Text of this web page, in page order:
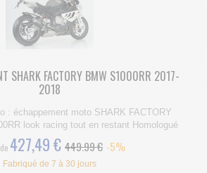
SHARK FACTORY BMW S1000RR 2017-
2018
: échappement moto SHARK FACTORY
look racing tout en restant Homologué
427,49 € 449.99 € -5%
Fabriqué de 7 à 30 jours